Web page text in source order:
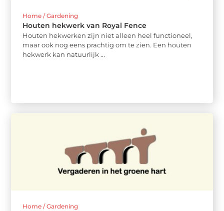
Home / Gardening
Houten hekwerk van Royal Fence
Houten hekwerken zijn niet alleen heel functioneel,
maar ook nog eens prachtig om te zien. Een houten
hekwerk kan natuurlijk ...
Home / Gardening